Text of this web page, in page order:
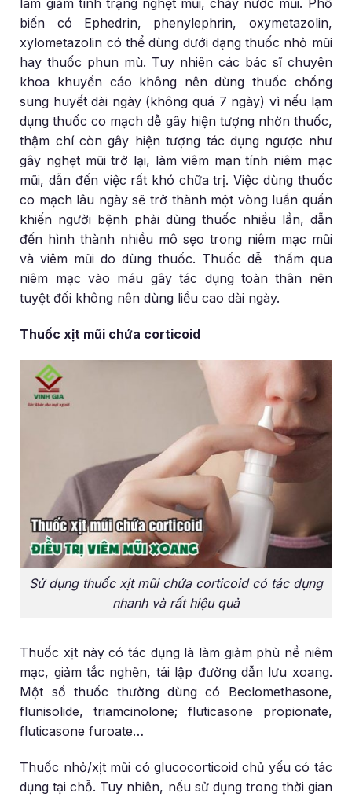
biến có Ephedrin, phenylephrin, oxymetazolin,
xylometazolin có thể dùng dưới dạng thuốc nhỏ mũi
hay thuốc phun mù. Tuy nhiên các bác sĩ chuyên
khoa khuyến cáo không nên dùng thuốc chống
sung huyết dài ngày (không quá 7 ngày) vì nếu lạm
dụng thuốc co mạch dễ gây hiện tượng nhờn thuốc,
thậm chí còn gây hiện tượng tác dụng ngược như
gây nghẹt mũi trở lại, làm viêm mạn tính niêm mạc
mũi, dẫn đến việc rất khó chữa trị. Việc dùng thuốc
co mạch lâu ngày sẽ trở thành một vòng luẩn quẩn
khiến người bệnh phải dùng thuốc nhiều lần, dẫn
đến hình thành nhiều mô sẹo trong niêm mạc mũi
và viêm mũi do dùng thuốc. Thuốc dễ thấm qua
niêm mạc vào máu gây tác dụng toàn thân nên
tuyệt đối không nên dùng liều cao dài ngày.
Thuốc xịt mũi chứa corticoid
Sử dụng thuốc xịt mũi chứa corticoid có tác dụng
nhanh và rất hiệu quả
Thuốc xịt này có tác dụng là làm giảm phù nề niêm
mạc, giảm tắc nghẽn, tái lập đường dẫn lưu xoang.
Một số thuốc thường dùng có Beclomethasone,
flunisolide, triamcinolone; fluticasone propionate,
fluticasone furoate…
Thuốc nhỏ/xịt mũi có glucocorticoid chủ yếu có tác
dụng tại chỗ. Tuy nhiên, nếu sử dụng trong thời gian